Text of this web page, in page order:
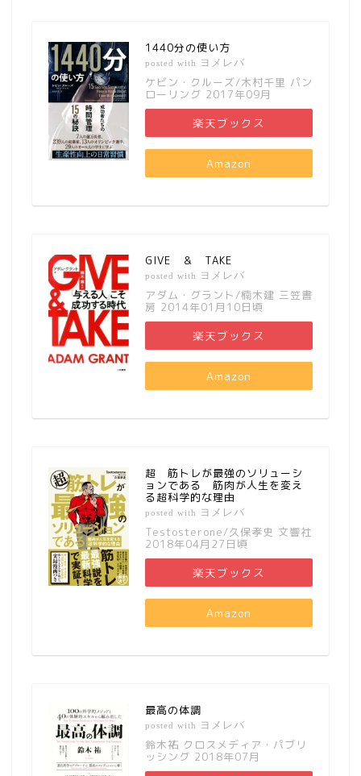
1440分の使い方
posted with ヨメレバ
ケビン・クルーズ/木村千里 パン
ローリング 2017年09月
楽天ブックス
Amazon
GIVE ＆ TAKE
posted with ヨメレバ
アダム・グラント/楠木建 三笠書
房 2014年01月10日頃
楽天ブックス
Amazon
超 筋トレが最強のソリューシ
ョンである 筋肉が人生を変え
る超科学的な理由
posted with ヨメレバ
Testosterone/久保孝史 文響社
2018年04月27日頃
楽天ブックス
Amazon
最高の体調
posted with ヨメレバ
鈴木祐 クロスメディア・パブリ
ッシング 2018年07月